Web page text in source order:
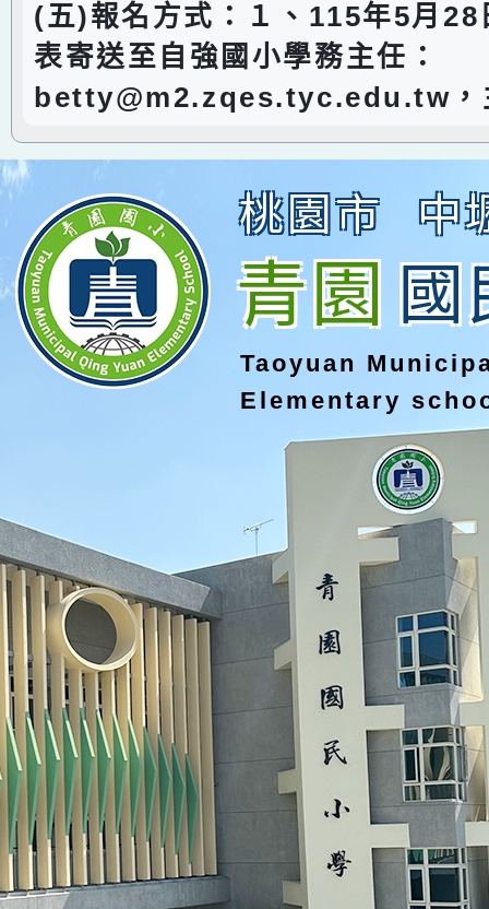
(五)報名方式：１、115年5月28
表寄送至自強國小學務主任：
betty@m2.zqes.tyc.edu.tw，
桃園市 中
青園國
Taoyuan
Elementary